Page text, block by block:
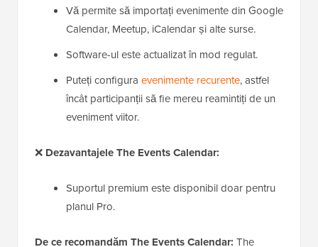
Vă permite să importați evenimente din Google
Calendar, Meetup, iCalendar și alte surse.
Software-ul este actualizat în mod regulat.
Puteți configura evenimente recurente, astfel
încât participanții să fie mereu reamintiți de un
eveniment viitor.
❌ Dezavantajele The Events Calendar:
Suportul premium este disponibil doar pentru
planul Pro.
De ce recomandăm The Events Calendar: The